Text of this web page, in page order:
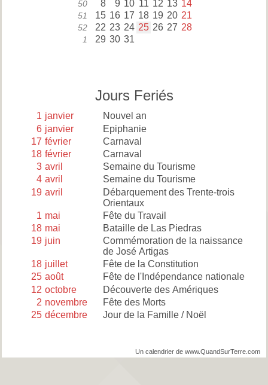
50 8 9 10 11 12 13 14
51 15 16 17 18 19 20 21
52 22 23 24 25 26 27 28
1 29 30 31
Jours Feriés
1 janvier
Nouvel an
6 janvier
Epiphanie
17 février
Carnaval
18 février
Carnaval
3 avril
Semaine du Tourisme
4 avril
Semaine du Tourisme
19 avril
Débarquement des Trente-trois
Orientaux
1 mai
Fête du Travail
18 mai
Bataille de Las Piedras
19 juin
Commémoration de la naissance
de José Artigas
18 juillet
Fête de la Constitution
25 août
Fête de l'Indépendance nationale
12 octobre
Découverte des Amériques
2 novembre
Fête des Morts
25 décembre Jour de la Famille / Noël
Un calendrier de www.QuandSurTerre.com